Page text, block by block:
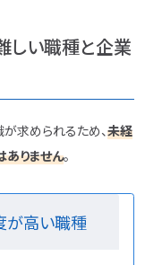
しい職種と企業
求められるため、未経
りません。
が高い職種